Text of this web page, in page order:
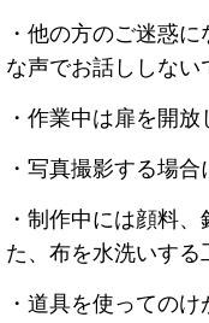
・他の方のご迷惑
な声でお話ししない
・作業中は扉を開放
・写真撮影する場合
・制作中には顔料
た、布を水洗いする
・道具を使っての